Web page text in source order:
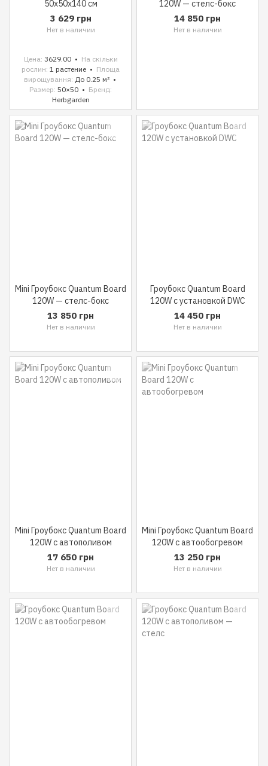
50x50x140 см
3 629 грн
Нет в наличии
Цена 3629.00
На скільки
рослин 1 растение
Площа
вирощування До 0.25 м²
Размер 50×50
Бренд
Herbgarden
120W — стелс-бокс
14 850 грн
Нет в наличии
Mini Гроубокс Quantum Board
120W — стелс-бокс
13 850 грн
Нет в наличии
Гроубокс Quantum Board
120W с установкой DWC
14 450 грн
Нет в наличии
Mini Гроубокс Quantum Board
120W с автополивом
17 650 грн
Нет в наличии
Mini Гроубокс Quantum Board
120W с автообогревом
13 250 грн
Нет в наличии